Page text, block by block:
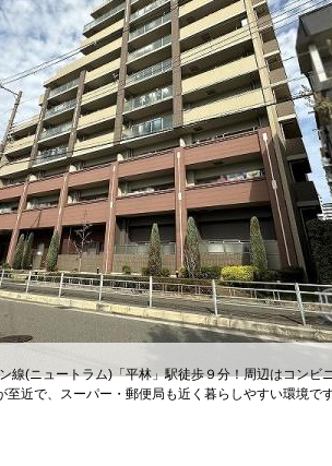
線(ニュートラム)「平林」駅徒歩９分！周辺はコンビ
至近で、スーパー・郵便局も近く暮らしやすい環境です